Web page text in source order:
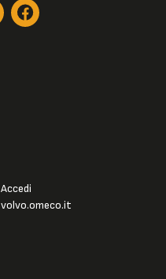
Accedi
volvo.omeco.it